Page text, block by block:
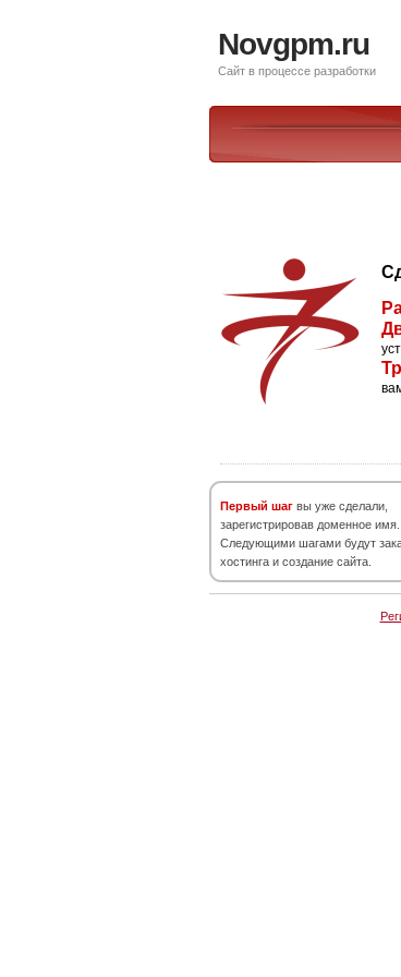
Novgpm.ru
Сайт в процессе разработки
Первый шаг вы уже сделали,
зарегистрировав доменное имя.
Следующими шагами будут
хостинга и создание сайта.